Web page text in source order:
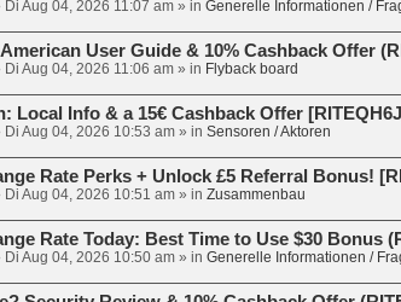
Di Aug 04, 2026 11:07 am» in Generelle Informationen /
User Guide & 10% Cashback Offer
Di Aug 04, 2026 11:06 am» in Flyback board
Local Info & a 15€ Cashback Offer
Di Aug 04, 2026 10:53 am» in Sensoren / Aktoren
Rate Perks + Unlock £5 Referral Bonus!
Di Aug 04, 2026 10:51 am» in Zusammenbau
Rate Today: Best Time to Use $30 Bonus
Di Aug 04, 2026 10:50 am» in Generelle Informationen /